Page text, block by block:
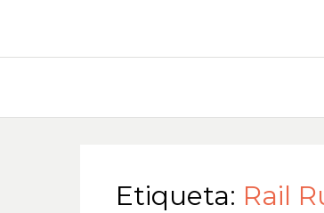
Etiqueta: Rail